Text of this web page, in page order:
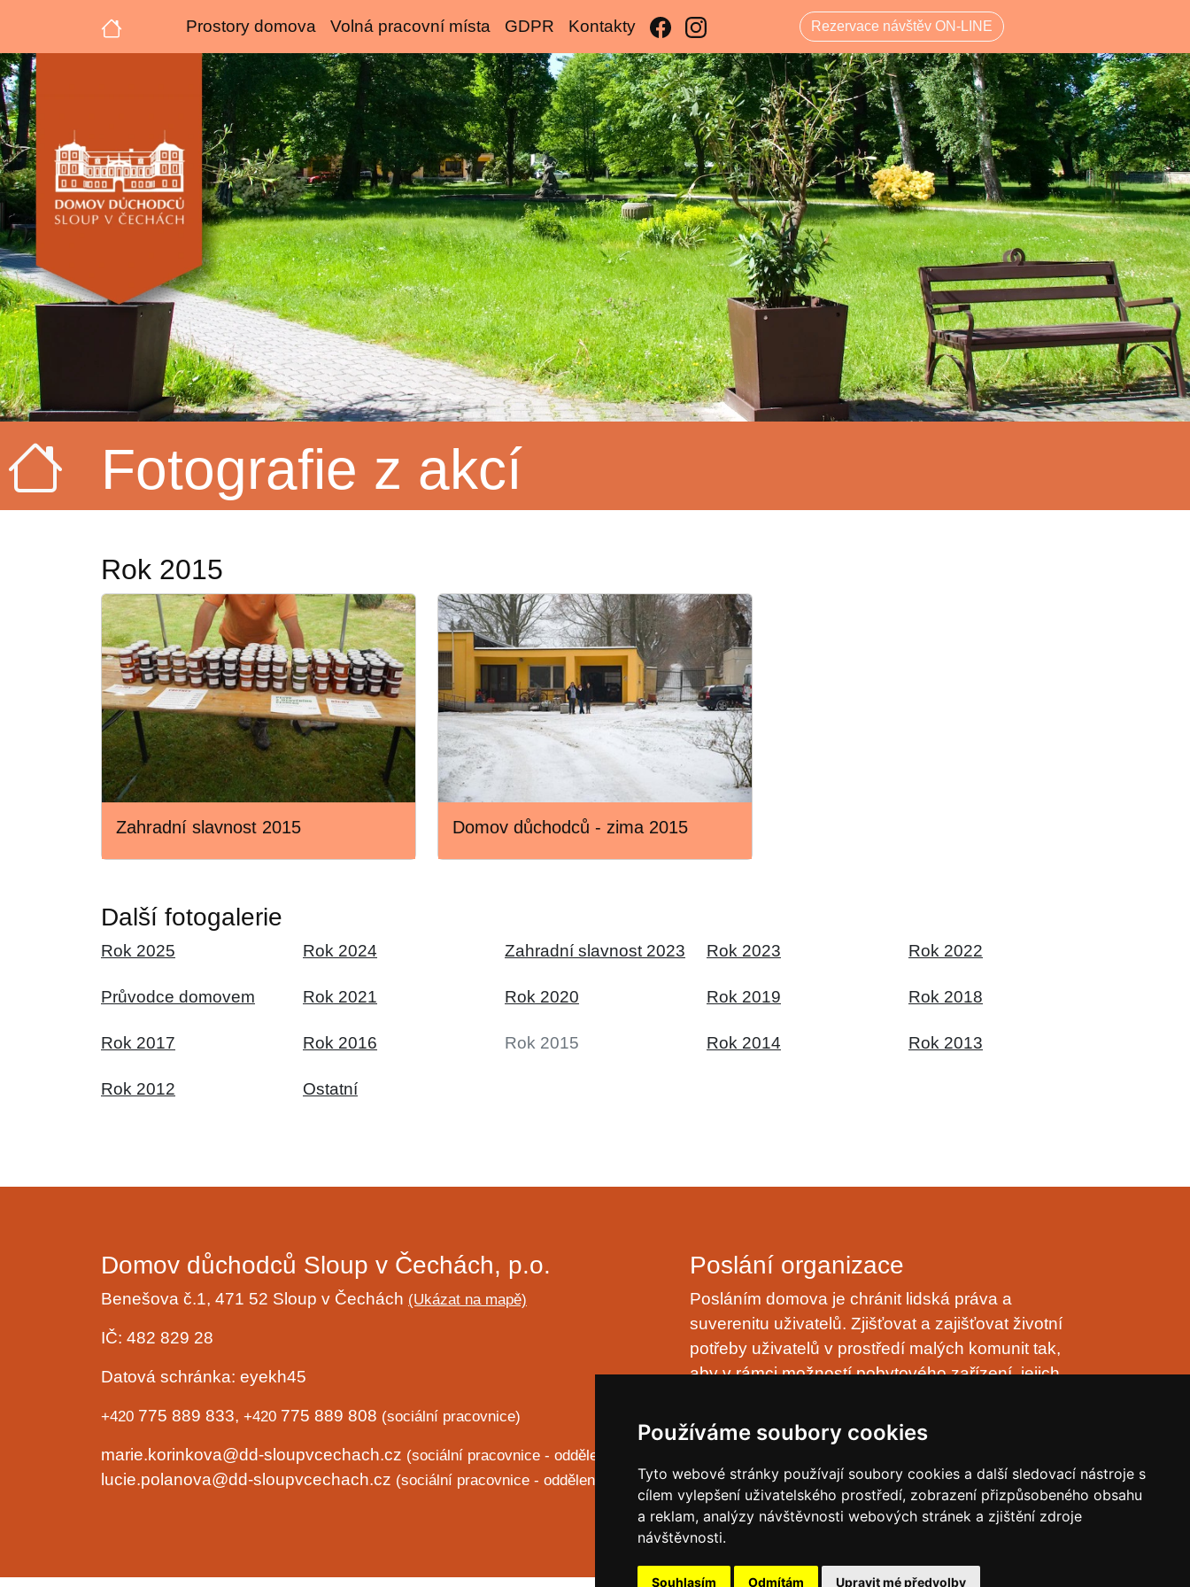
Používáme soubory cookies
Tyto webové stránky používají soubory cookies a další sledovací nástroje s
cílem vylepšení uživatelského prostředí, zobrazení přizpůsobeného obsahu
a reklam, analýzy návštěvnosti webových stránek a zjištění zdroje
návštěvnosti.
Souhlasím Odmítám Upravit mé předvolby
Prostory domova Volná pracovní místa GDPR Kontakty Rezervace návštěv ON-LINE
Fotografie z akcí
Rok 2015
Zahradní slavnost 2015 Domov důchodců - zima 2015
Další fotogalerie
Rok 2025 Rok 2024 Zahradní slavnost 2023 Rok 2023 Rok 2022
Průvodce domovem Rok 2021 Rok 2020 Rok 2019 Rok 2018
Rok 2017 Rok 2016 Rok 2015 Rok 2014 Rok 2013
Rok 2012 Ostatní
Domov důchodců Sloup v Čechách, p.o.
Benešova č.1, 471 52 Sloup v Čechách (Ukázat na mapě)
IČ: 482 829 28
Datová schránka: eyekh45
+420 775 889 833, +420 775 889 808 (sociální pracovnice)
marie.korinkova@dd-sloupvcechach.cz (sociální pracovnice - oddělení PP)
lucie.polanova@dd-sloupvcechach.cz (sociální pracovnice - oddělení B a LP)
Poslání organizace
Posláním domova je chránit lidská práva a
suverenitu uživatelů. Zjišťovat a zajišťovat životní
potřeby uživatelů v prostředí malých komunit tak,
aby v rámci možností pobytového zařízení, jejich
laskavostí vlastní rodinnému prostředí.
Ochrana osobních údajů (GDPR)
Prohlášení o přístupnosti